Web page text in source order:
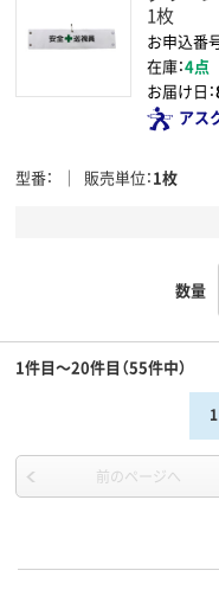
1枚
お申込番
在庫：4点
お届け日：
アス
型番 販売単位 1枚
数量
1件目～20件目（55件中）
1
前のページへ